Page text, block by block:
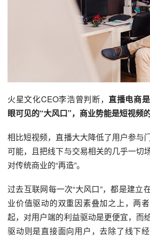
火星文化CEO李浩曾判断，直播电商
眼可见的“大风口”，商业势能是短视频
相比短视频，直播大大降低了用户参与
可能，且把线下与交易相关的几乎一切
对传统商业的“再造”。
过去互联网每一次“大风口”，都是建立
业价值驱动的双重因素叠加之上，两
起，对用户端的利益驱动是更便宜，而
驱动则是直接面向用户，去除了线下